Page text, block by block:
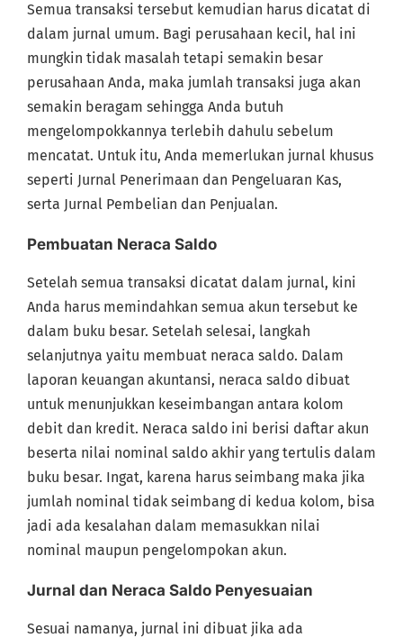
Semua transaksi tersebut kemudian harus dicatat di
dalam jurnal umum. Bagi perusahaan kecil, hal ini
mungkin tidak masalah tetapi semakin besar
perusahaan Anda, maka jumlah transaksi juga akan
semakin beragam sehingga Anda butuh
mengelompokkannya terlebih dahulu sebelum
mencatat. Untuk itu, Anda memerlukan jurnal khusus
seperti Jurnal Penerimaan dan Pengeluaran Kas,
serta Jurnal Pembelian dan Penjualan.
Pembuatan Neraca Saldo
Setelah semua transaksi dicatat dalam jurnal, kini
Anda harus memindahkan semua akun tersebut ke
dalam buku besar. Setelah selesai, langkah
selanjutnya yaitu membuat neraca saldo. Dalam
laporan keuangan akuntansi, neraca saldo dibuat
untuk menunjukkan keseimbangan antara kolom
debit dan kredit. Neraca saldo ini berisi daftar akun
beserta nilai nominal saldo akhir yang tertulis dalam
buku besar. Ingat, karena harus seimbang maka jika
jumlah nominal tidak seimbang di kedua kolom, bisa
jadi ada kesalahan dalam memasukkan nilai
nominal maupun pengelompokan akun.
Jurnal dan Neraca Saldo Penyesuaian
Sesuai namanya, jurnal ini dibuat jika ada